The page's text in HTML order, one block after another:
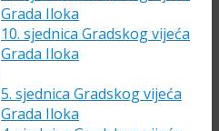
Grada Iloka
10. sjednica Gradskog vijeća
Grada Iloka
5. sjednica Gradskog vijeća
Grada Iloka